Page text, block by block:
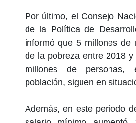
Por último, el Consejo
de la Política de
informó que 5 millones de
de la pobreza entre 2018
millones de
población, siguen en
Además, en este periodo